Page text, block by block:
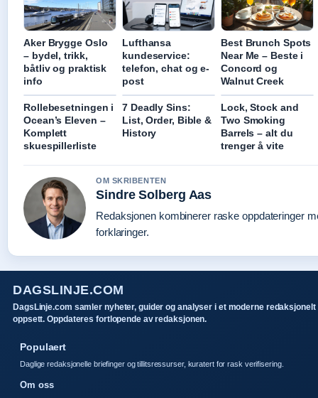
Aker Brygge Oslo
– bydel, trikk,
båtliv og praktisk
info
Lufthansa
kundeservice:
telefon, chat og e-
post
Best Brunch Spots
Near Me – Beste i
Concord og
Walnut Creek
Rollebesetningen i
Ocean’s Eleven –
Komplett
skuespillerliste
7 Deadly Sins:
List, Order, Bible &
History
Lock, Stock and
Two Smoking
Barrels – alt du
trenger å vite
OM SKRIBENTEN
Sindre Solberg Aas
Redaksjonen kombinerer raske oppdateringer
forklaringer.
DAGSLINJE.COM
DagsLinje.com samler nyheter, guider og analyser i et moderne redaksjonelt
oppsett. Oppdateres fortlopende av redaksjonen.
Populaert
Daglige redaksjonelle briefinger og tillitsressurser, kuratert for rask verifisering.
Om oss